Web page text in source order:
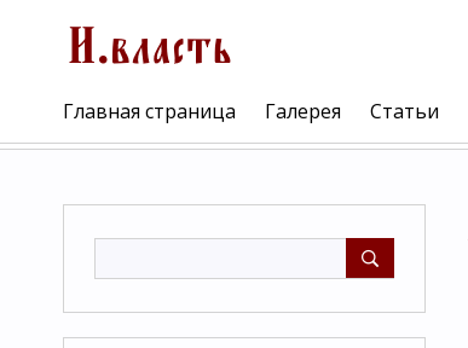
Главная страница Галерея Статьи